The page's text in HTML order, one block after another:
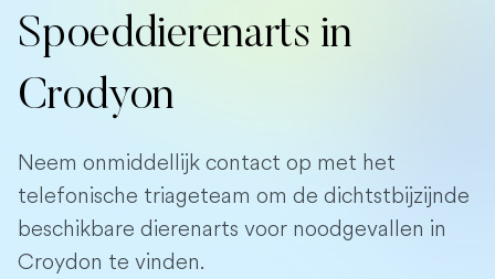
Spoeddierenarts in
Crodyon
Neem onmiddellijk contact op met het
telefonische triageteam om de dichtstbijzijnde
beschikbare dierenarts voor noodgevallen in
Croydon te vinden.